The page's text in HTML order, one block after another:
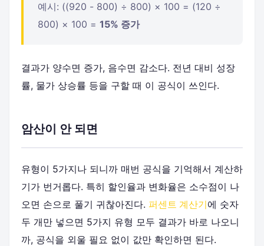
예시: ((920 - 800) ÷ 800) × 100 = (120 ÷
800) × 100 = 15% 증가
결과가 양수면 증가, 음수면 감소다. 전년 대비 성장
률, 물가 상승률 등을 구할 때 이 공식이 쓰인다.
암산이 안 되면
유형이 5가지나 되니까 매번 공식을 기억해서 계산하
기가 번거롭다. 특히 할인율과 변화율은 소수점이 나
오면 손으로 풀기 귀찮아진다. 퍼센트 계산기에 숫자
두 개만 넣으면 5가지 유형 모두 결과가 바로 나오니
까, 공식을 외울 필요 없이 값만 확인하면 된다.